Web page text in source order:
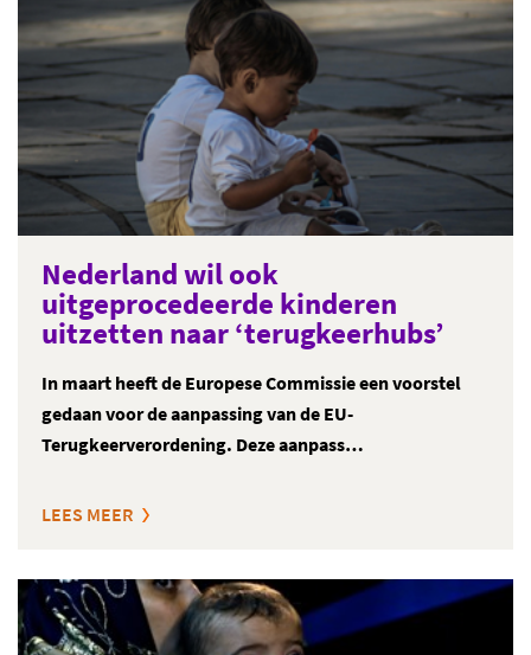
Nederland wil ook
uitgeprocedeerde kinderen
uitzetten naar ‘terugkeerhubs’
In maart heeft de Europese Commissie een voorstel
gedaan voor de aanpassing van de EU-
Terugkeerverordening. Deze aanpass…
LEES MEER